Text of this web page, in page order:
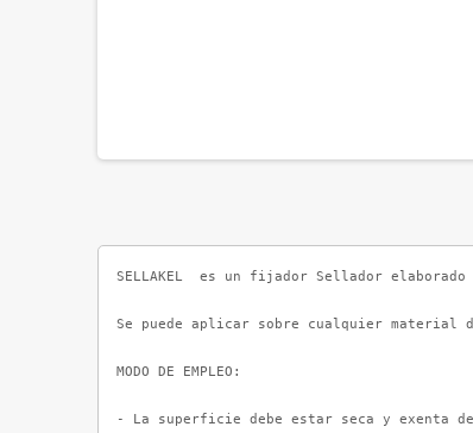
SELLAKEL  es un fijador Sellador
Se puede aplicar sobre cualquier material
MODO DE EMPLEO:
- La superficie debe estar seca y exenta